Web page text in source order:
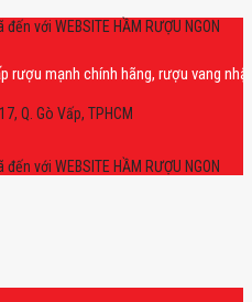
với WEBSITE HẦM RƯỢU NGON
chính hãng, rượu vang nhập
Q. Gò Vấp, TPHCM
với WEBSITE HẦM RƯỢU NGON